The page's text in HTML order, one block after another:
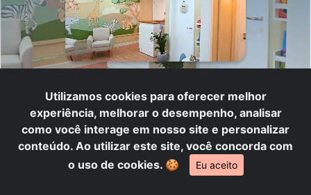
DIFERENCIAIS
LITTLE TEA
Utilizamos cookies para oferecer melhor
experiência, melhorar o desempenho, analisar
como você interage em nosso site e personalizar
conteúdo. Ao utilizar este site, você concorda com
o uso de cookies. 🍪 Eu aceito